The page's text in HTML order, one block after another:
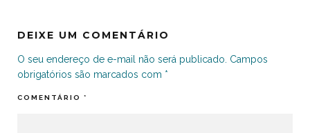
DEIXE UM COMENTÁRIO
O seu endereço de e-mail não será publicado. Campos
obrigatórios são marcados com *
COMENTÁRIO *